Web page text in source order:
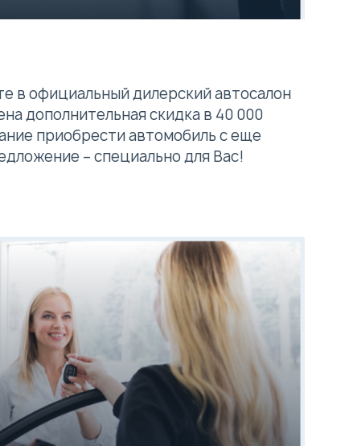
в официальный дилерский автосалон
дополнительная скидка в 40 000
приобрести автомобиль с еще
– специально для Вас!